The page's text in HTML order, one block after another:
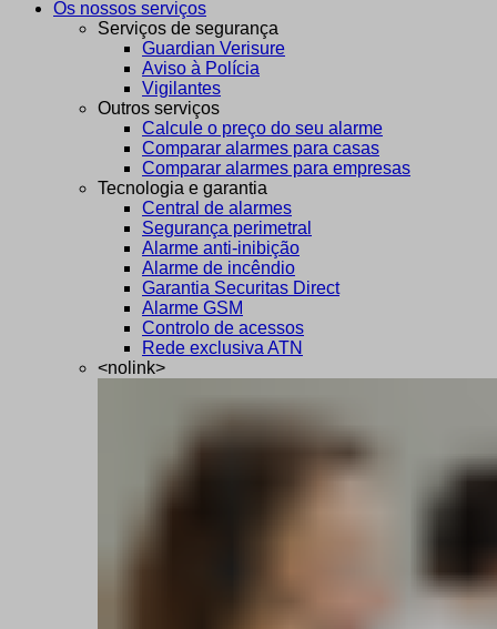
Os nossos serviços
Serviços de segurança
Guardian Verisure
Aviso à Polícia
Vigilantes
Outros serviços
Calcule o preço do seu alarme
Comparar alarmes para casas
Comparar alarmes para empresas
Tecnologia e garantia
Central de alarmes
Segurança perimetral
Alarme anti-inibição
Alarme de incêndio
Garantia Securitas Direct
Alarme GSM
Controlo de acessos
Rede exclusiva ATN
<nolink>